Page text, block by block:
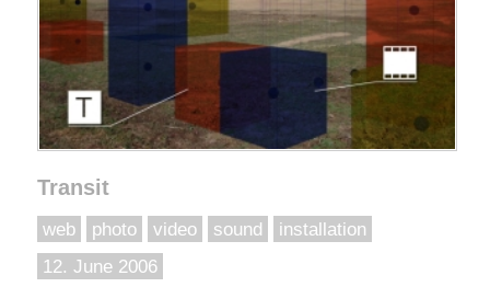
Transit
web photo video sound
installation
12. June 2006